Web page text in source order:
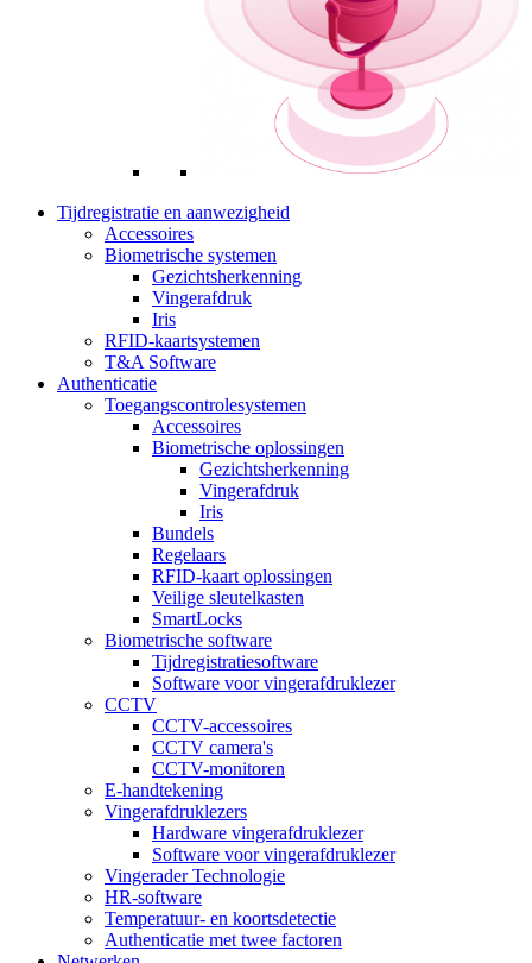
Tijdregistratie en aanwezigheid
Accessoires
Biometrische systemen
Gezichtsherkenning
Vingerafdruk
Iris
RFID-kaartsystemen
T&A Software
Authenticatie
Toegangscontrolesystemen
Accessoires
Biometrische oplossingen
Gezichtsherkenning
Vingerafdruk
Iris
Bundels
Regelaars
RFID-kaart oplossingen
Veilige sleutelkasten
SmartLocks
Biometrische software
Tijdregistratiesoftware
Software voor vingerafdruklezer
CCTV
CCTV-accessoires
CCTV camera's
CCTV-monitoren
E-handtekening
Vingerafdruklezers
Hardware vingerafdruklezer
Software voor vingerafdruklezer
Vingerader Technologie
HR-software
Temperatuur- en koortsdetectie
Authenticatie met twee factoren